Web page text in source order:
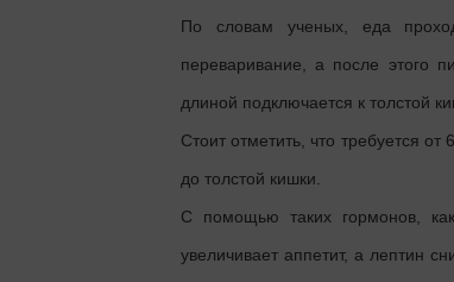
По словам ученых, еда
переваривание, а после этого
длиной подключается к толстой
Стоит отметить, что требуется
до толстой кишки.
С помощью таких гормонов,
увеличивает аппетит, а лептин